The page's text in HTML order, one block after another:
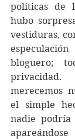
políticas de
hubo
vestiduras,
bloguero;
privacidad.
merecemos
el simple
nadie